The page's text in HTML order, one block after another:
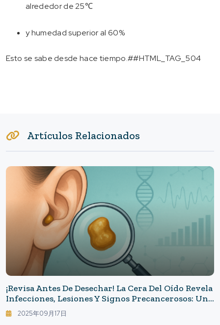
alrededor de 25℃
y humedad superior al 60%
Esto se sabe desde hace tiempo.##HTML_TAG_504
Artículos Relacionados
¡Revisa Antes De Desechar! La Cera Del Oído Revela
Infecciones, Lesiones Y Signos Precancerosos: Una
Nueva Era De Medicina Preventiva Que La Cera Del
Oído Está Abriendo
2025年09月17日